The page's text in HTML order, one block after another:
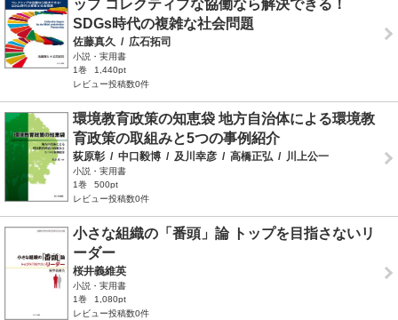
ップ コレクティブな協働なら解決できる！
SDGs時代の複雑な社会問題
佐藤真久 / 広石拓司
小説・実用書
1巻
1,440pt
レビュー投稿数0件
環境教育政策の知恵袋 地方自治体による環境教
育政策の取組みと5つの事例紹介
荻原彰 / 中口毅博 / 及川幸彦 / 高橋正弘 / 川上公一
小説・実用書
1巻
500pt
レビュー投稿数0件
小さな組織の「番頭」論 トップを目指さないリ
ーダー
桜井義維英
小説・実用書
1巻
1,080pt
レビュー投稿数0件